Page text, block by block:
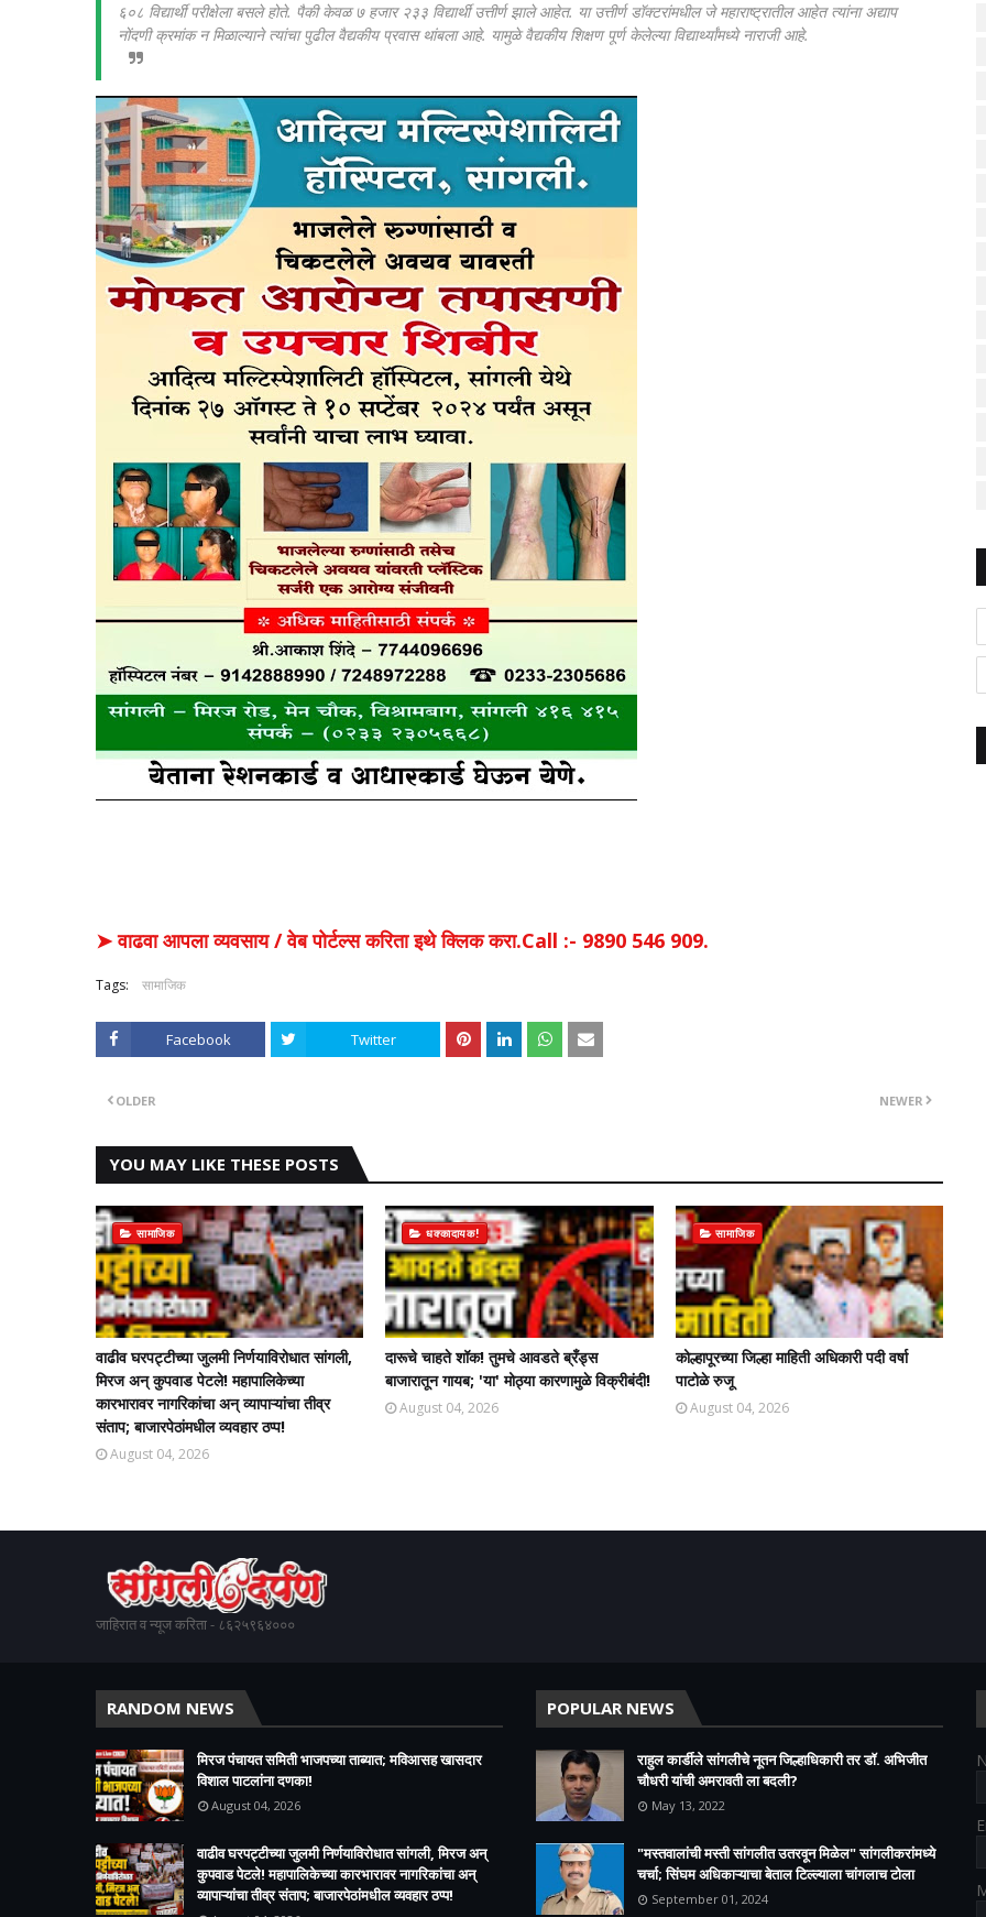
६०८ विद्यार्थी परीक्षेला बसले होते. पैकी केवळ ७ हजार २३३ विद्यार्थी उत्तीर्ण झाले आहेत. या उत्तीर्ण डॉक्टरांमधील जे महाराष्ट्रातील आहेत त्यांना अद्याप
नोंदणी क्रमांक न मिळाल्याने त्यांचा पुढील वैद्यकीय प्रवास थांबला आहे. यामुळे वैद्यकीय शिक्षण पूर्ण केलेल्या विद्यार्थ्यांमध्ये नाराजी आहे.
➤ वाढवा आपला व्यवसाय / वेब पोर्टल्स करिता इथे क्लिक करा.Call :- 9890 546 909.
Tags: सामाजिक
Facebook Twitter
NEWER
OLDER
YOU MAY LIKE THESE POSTS
सामाजिक
वाढीव घरपट्टीच्या जुलमी निर्णयाविरोधात सांगली,
मिरज अन् कुपवाड पेटले! महापालिकेच्या
कारभारावर नागरिकांचा अन् व्यापाऱ्यांचा तीव्र
संताप; बाजारपेठांमधील व्यवहार ठप्प!​
August 04, 2026
धक्कादायक!
दारूचे चाहते शॉक! तुमचे आवडते ब्रँड्स
बाजारातून गायब; 'या' मोठ्या कारणामुळे विक्रीबंदी!
August 04, 2026
सामाजिक
कोल्हापूरच्या जिल्हा माहिती अधिकारी पदी वर्षा
पाटोळे रुजू
August 04, 2026
जाहिरात व न्यूज करिता - ८६२५९६४०००
RANDOM NEWS
मिरज पंचायत समिती भाजपच्या ताब्यात; मविआसह खासदार
विशाल पाटलांना दणका!
August 04, 2026
वाढीव घरपट्टीच्या जुलमी निर्णयाविरोधात सांगली, मिरज अन्
कुपवाड पेटले! महापालिकेच्या कारभारावर नागरिकांचा अन्
व्यापाऱ्यांचा तीव्र संताप; बाजारपेठांमधील व्यवहार ठप्प!​
POPULAR NEWS
राहुल कार्डीले सांगलीचे नूतन जिल्हाधिकारी तर डॉ. अभिजीत
चौधरी यांची अमरावती ला बदली?
May 13, 2022
"मस्तवालांची मस्ती सांगलीत उतरवून मिळेल" सांगलीकरांमध्ये
चर्चा; सिंघम अधिकाऱ्याचा बेताल टिल्ल्याला चांगलाच टोला
September 01, 2024